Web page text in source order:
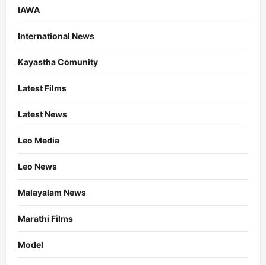
IAWA
International News
Kayastha Comunity
Latest Films
Latest News
Leo Media
Leo News
Malayalam News
Marathi Films
Model